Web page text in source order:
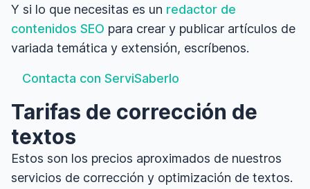
Y si lo que necesitas es un redactor de
contenidos SEO para crear y publicar artículos de
variada temática y extensión, escríbenos.
Contacta con ServiSaberlo
Tarifas de corrección de
textos
Estos son los precios aproximados de nuestros
servicios de corrección y optimización de textos.